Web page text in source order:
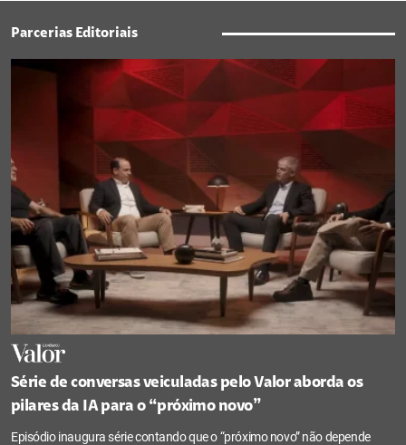
Parcerias Editoriais
Série de conversas veiculadas pelo Valor aborda os
pilares da IA para o “próximo novo”
Episódio inaugura série contando que o “próximo novo” não depende